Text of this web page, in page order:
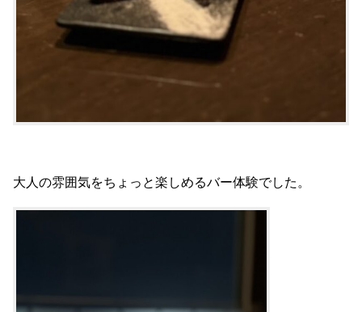
大人の雰囲気をちょっと楽しめるバー体験でした。